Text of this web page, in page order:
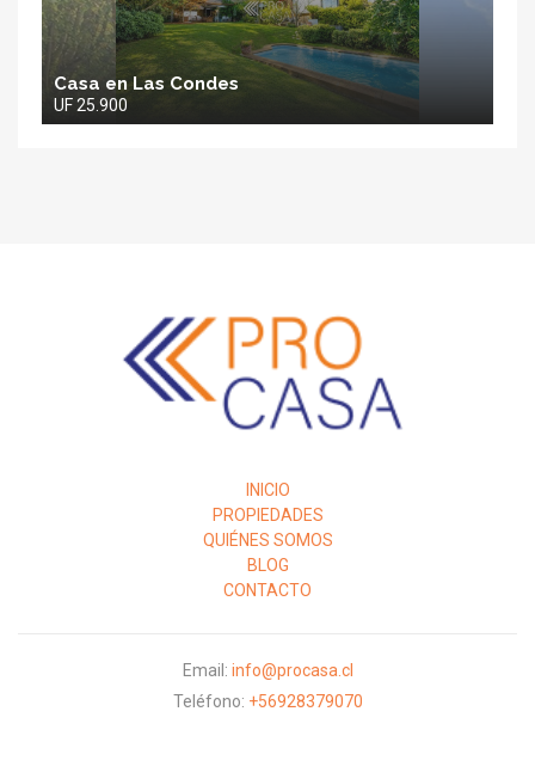
Casa en Las Condes
UF 25.900
PROCASA
INICIO
PROPIEDADES
QUIÉNES SOMOS
BLOG
CONTACTO
Email: info@procasa.cl
Teléfono: +56928379070